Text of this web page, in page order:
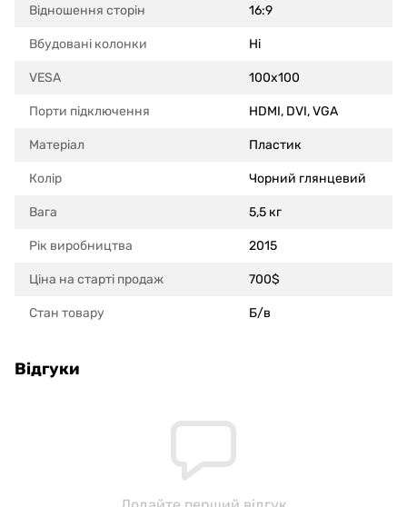
Відношення сторін 16:9
Вбудовані колонки Ні
VESA 100x100
Порти підключення HDMI, DVI, VGA
Матеріал Пластик
Колір Чорний глянцевий
Вага 5,5 кг
Рік виробництва 2015
Ціна на старті продаж 700$
Стан товару Б/в
Відгуки